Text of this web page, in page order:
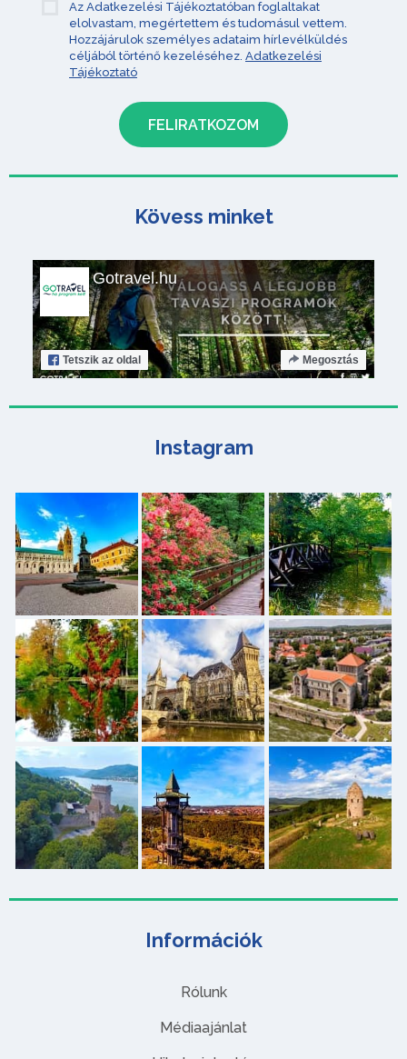
Információk
Rólunk
Médiaajánlat
Az Adatkezelési Tájékoztatóban foglaltakat
elolvastam, megértettem és tudomásul vettem.
Hozzájárulok személyes adataim hírlevélküldés
céljából történő kezeléséhez. Adatkezelési
Tájékoztató
Kövess minket
Gotravel.hu
Tetszik az oldal Megosztás
Instagram